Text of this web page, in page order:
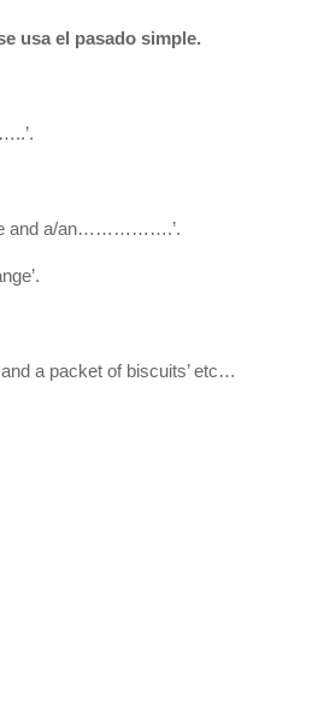
usa el pasado simple.
and a/an…………….’.
a packet of biscuits’ etc…